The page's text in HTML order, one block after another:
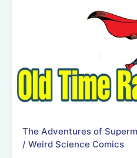
The Adventures of
/ Weird Science Comics